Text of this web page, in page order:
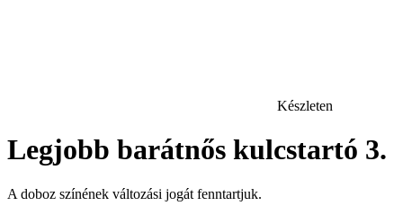
Készleten
Legjobb barátnős kulcstartó 3.
A doboz színének változási jogát fenntartjuk.